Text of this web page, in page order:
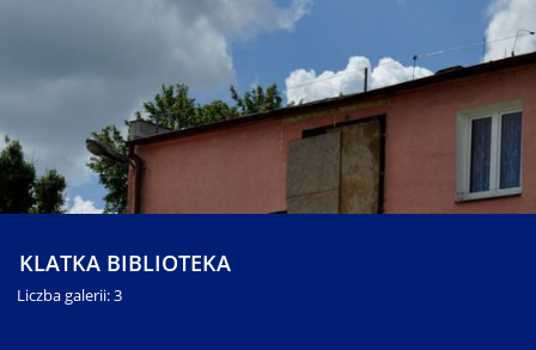
KLATKA BIBLIOTEKA
Liczba galerii: 3